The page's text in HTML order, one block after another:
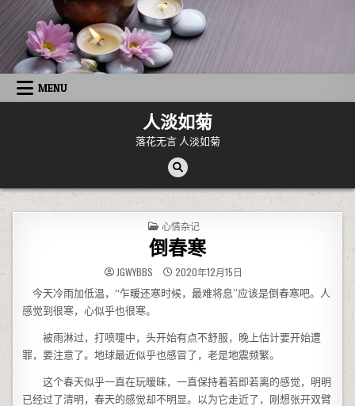
Skip to content
MENU
人淡如菊
落花无言 人淡如菊
POSTED IN
心情杂记
倒春寒
JGWYBBS 2020年12月15日
今天冷雨加低温，“乍暖还寒时候，最难将息”应该是倒春寒吧。人
感觉到很寒，心似乎也很寒。
被雨淋过，打喷嚏中，头开始有点不舒服，晚上估计要开始遭
罪，要注意了。地球最近似乎也感冒了，老是地震频繁。
这个春天似乎一直在玩暧昧，一直保持着若即若离的感觉，明明
已经过了清明，春天的感觉却不明显。以为它走近了，刚想张开双臂